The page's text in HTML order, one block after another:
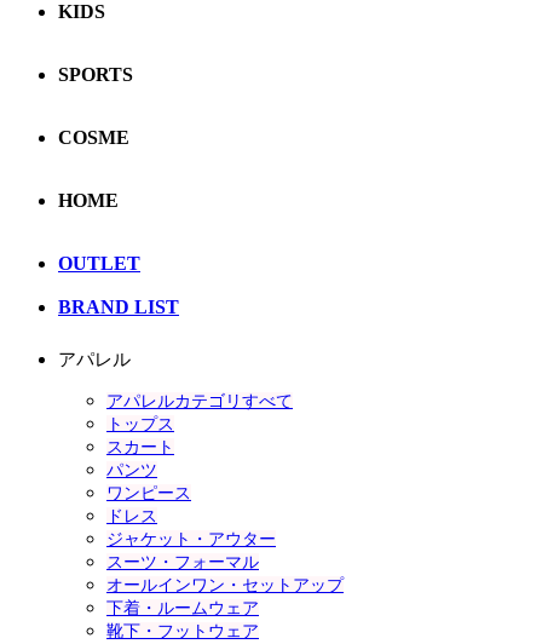
KIDS
SPORTS
COSME
HOME
OUTLET
BRAND LIST
アパレル
アパレルカテゴリすべて
トップス
スカート
パンツ
ワンピース
ドレス
ジャケット・アウター
スーツ・フォーマル
オールインワン・セットアップ
下着・ルームウェア
靴下・フットウェア